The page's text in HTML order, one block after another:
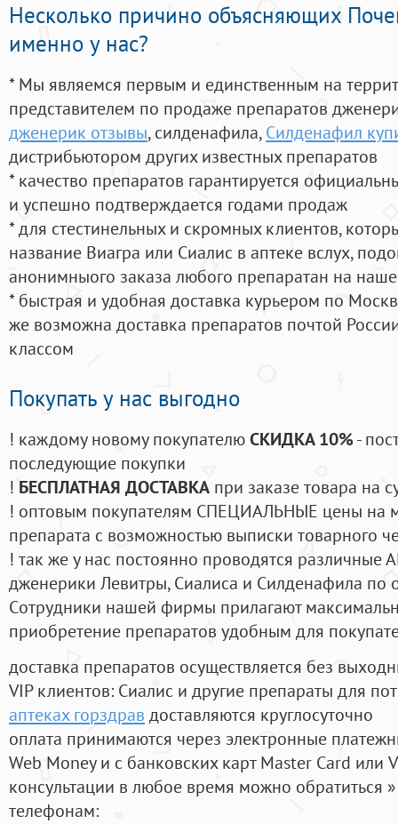
Несколько причино объясняющих
именно у нас?
* Мы являемся первым и единственным на
представителем по продаже препаратов
дженерик отзывы, силденафила, Силденафил
дистрибьютором других известных препаратов
* качество препаратов гарантируется
и успешно подтверждается годами продаж
* для стестинельных и скромных клиентов,
название Виагра или Сиалис в аптеке вслух,
анонимныого заказа любого препаратан на
* быстрая и удобная доставка курьером по
же возможна доставка препаратов почтой
классом
Покупать у нас выгодно
! каждому новому покупателюСКИДКА 10%-
последующие покупки
! БЕСПЛАТНАЯ ДОСТАВКА при заказе товара на
! оптовым покупателям СПЕЦИАЛЬНЫЕ цены на
препарата с возможностью выписки товарного
! так же у нас постоянно проводятся
дженерики Левитры, Сиалиса и Силденафила по
Cотрудники нашей фирмы прилагают
приобретение препаратов удобным для
доставка препаратов осуществляется без
VIP клиентов: Сиалис и другие препараты для
аптеках горздрав доставляются круглосуточно
оплата принимаются через электронные
Web Money и с банковских карт Master Card или
консультации в любое время можно обратиться
телефонам: